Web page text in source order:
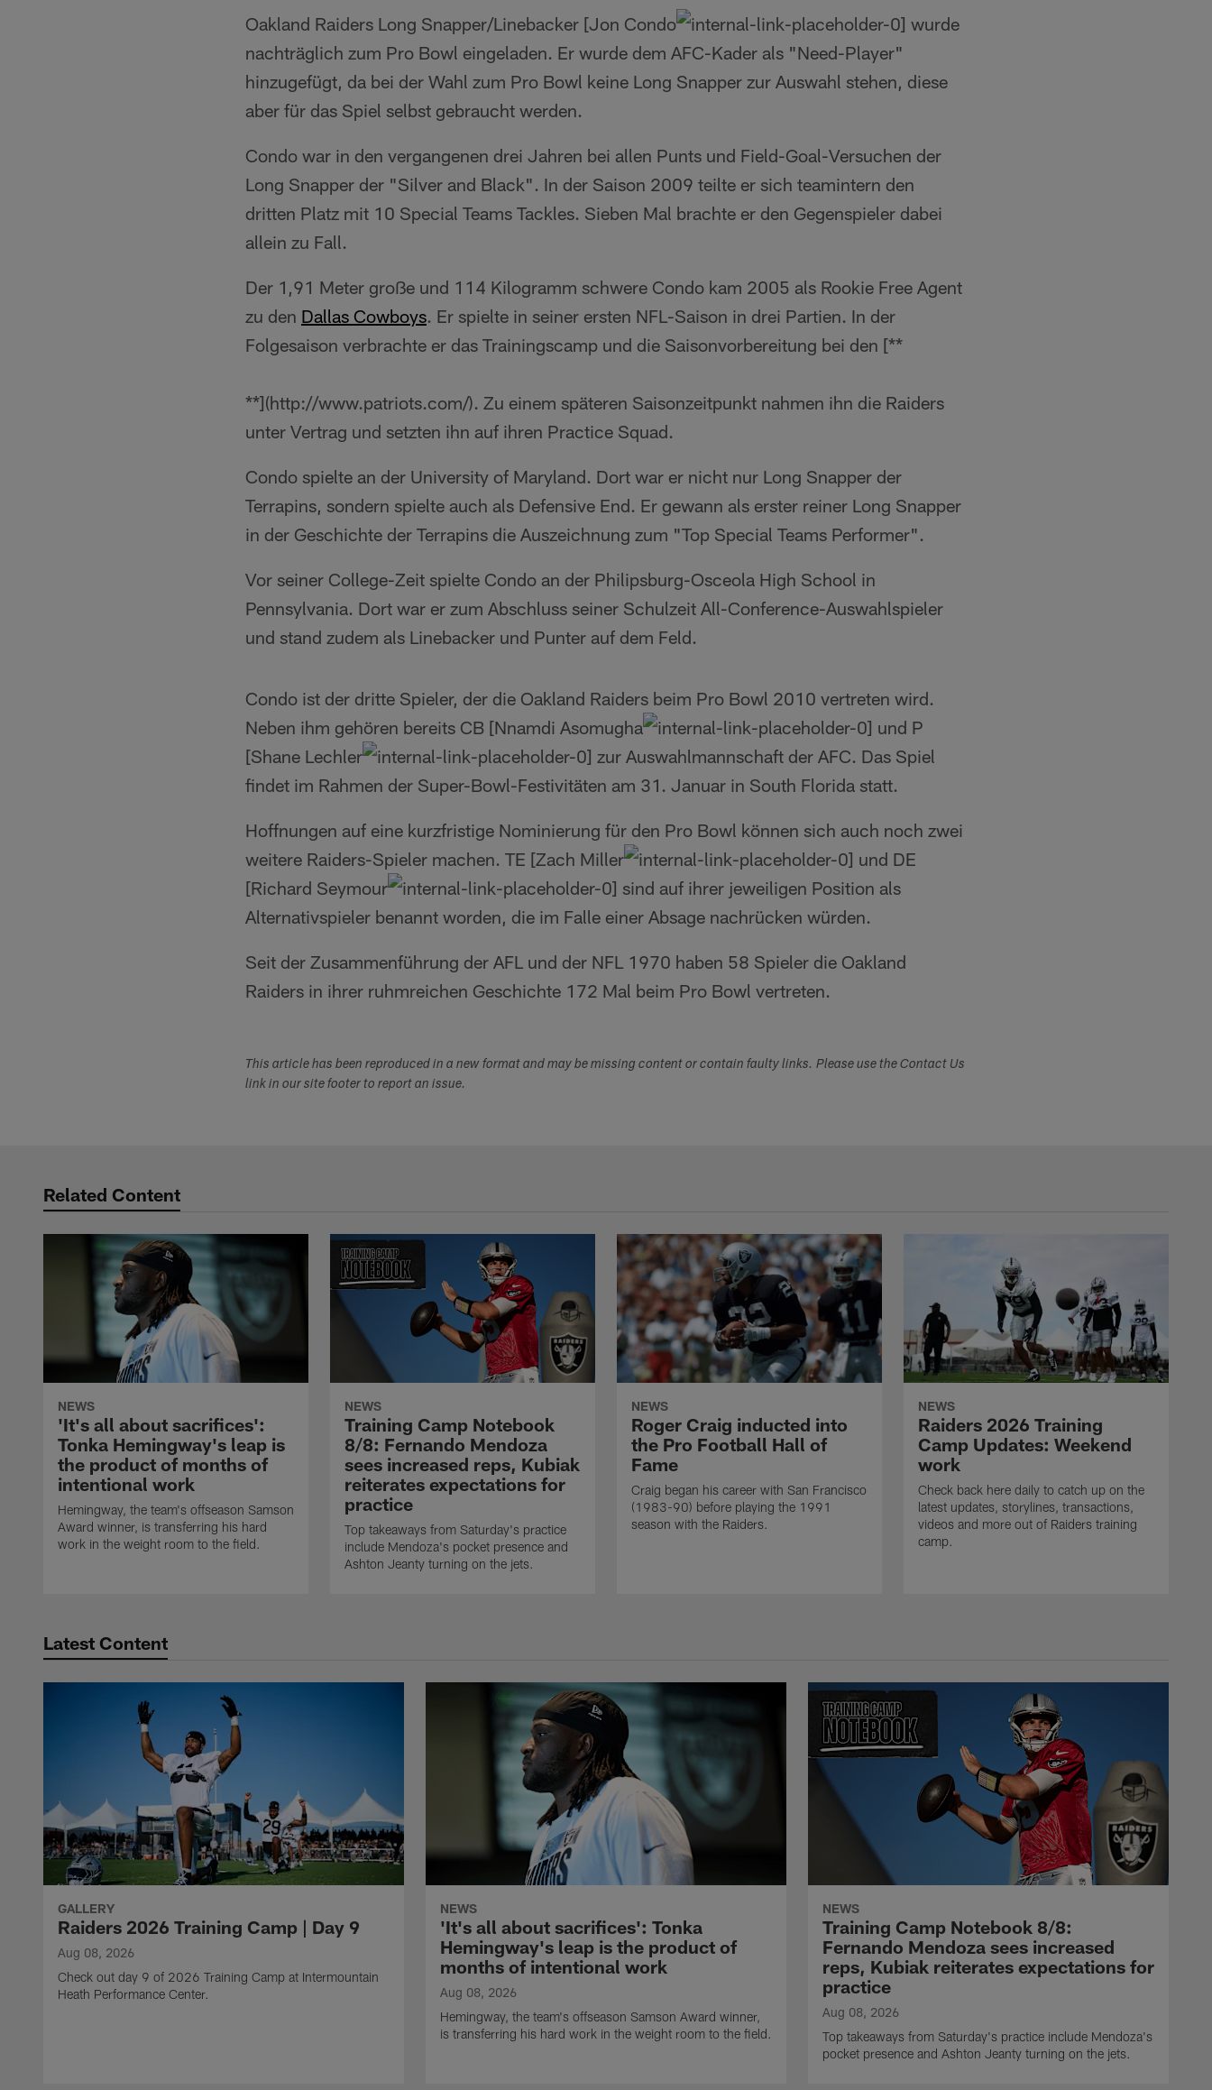
Oakland Raiders Long Snapper/Linebacker [Jon Condo
wurde
nachträglich zum Pro Bowl eingeladen. Er wurde dem AFC-Kader als "Need-Player"
hinzugefügt, da bei der Wahl zum Pro Bowl keine Long Snapper zur Auswahl stehen, diese
aber für das Spiel selbst gebraucht werden.
Condo war in den vergangenen drei Jahren bei allen Punts und Field-Goal-Versuchen der
Long Snapper der "Silver and Black". In der Saison 2009 teilte er sich teamintern den
dritten Platz mit 10 Special Teams Tackles. Sieben Mal brachte er den Gegenspieler dabei
allein zu Fall.
Der 1,91 Meter große und 114 Kilogramm schwere Condo kam 2005 als Rookie Free Agent
zu den Dallas Cowboys. Er spielte in seiner ersten NFL-Saison in drei Partien. In der
Folgesaison verbrachte er das Trainingscamp und die Saisonvorbereitung bei den [**
**](http://www.patriots.com/). Zu einem späteren Saisonzeitpunkt nahmen ihn die Raiders
unter Vertrag und setzten ihn auf ihren Practice Squad.
Condo spielte an der University of Maryland. Dort war er nicht nur Long Snapper der
Terrapins, sondern spielte auch als Defensive End. Er gewann als erster reiner Long Snapper
in der Geschichte der Terrapins die Auszeichnung zum "Top Special Teams Performer".
Vor seiner College-Zeit spielte Condo an der Philipsburg-Osceola High School in
Pennsylvania. Dort war er zum Abschluss seiner Schulzeit All-Conference-Auswahlspieler
und stand zudem als Linebacker und Punter auf dem Feld.
Condo ist der dritte Spieler, der die Oakland Raiders beim Pro Bowl 2010 vertreten wird.
Neben ihm gehören bereits CB [Nnamdi Asomugha
und P
[Shane Lechler
zur Auswahlmannschaft der AFC. Das Spiel
findet im Rahmen der Super-Bowl-Festivitäten am 31. Januar in South Florida statt.
Hoffnungen auf eine kurzfristige Nominierung für den Pro Bowl können sich auch noch zwei
weitere Raiders-Spieler machen. TE [Zach Miller
und DE
[Richard Seymour
sind auf ihrer jeweiligen Position als
Alternativspieler benannt worden, die im Falle einer Absage nachrücken würden.
Seit der Zusammenführung der AFL und der NFL 1970 haben 58 Spieler die Oakland
Raiders in ihrer ruhmreichen Geschichte 172 Mal beim Pro Bowl vertreten.
This article has been reproduced in a new format and may be missing content or contain faulty links. Please use the Contact Us
link in our site footer to report an issue.
Related Content
NEWS
'It's all about sacrifices':
Tonka Hemingway's leap is
the product of months of
intentional work
Hemingway, the team's offseason Samson
Award winner, is transferring his hard
work in the weight room to the field.
NEWS
Training Camp Notebook
8/8: Fernando Mendoza
sees increased reps, Kubiak
reiterates expectations for
practice
Top takeaways from Saturday's practice
include Mendoza's pocket presence and
Ashton Jeanty turning on the jets.
NEWS
Roger Craig inducted into
the Pro Football Hall of
Fame
Craig began his career with San Francisco
(1983-90) before playing the 1991
season with the Raiders.
NEWS
Raiders 2026 Training
Camp Updates: Weekend
work
Check back here daily to catch up on the
latest updates, storylines, transactions,
videos and more out of Raiders training
camp.
Latest Content
GALLERY
Raiders 2026 Training Camp | Day 9
Aug 08, 2026
Check out day 9 of 2026 Training Camp at Intermountain
Heath Performance Center.
NEWS
'It's all about sacrifices': Tonka
Hemingway's leap is the product of
months of intentional work
Aug 08, 2026
Hemingway, the team's offseason Samson Award winner,
is transferring his hard work in the weight room to the field.
NEWS
Training Camp Notebook 8/8:
Fernando Mendoza sees increased
reps, Kubiak reiterates expectations for
practice
Aug 08, 2026
Top takeaways from Saturday's practice include Mendoza's
pocket presence and Ashton Jeanty turning on the jets.